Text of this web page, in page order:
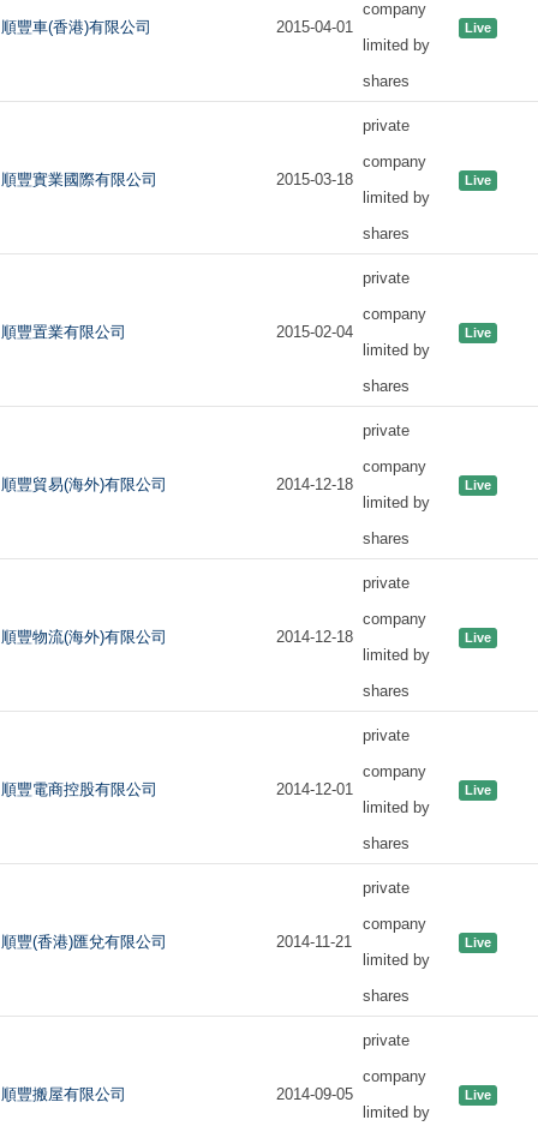
順豐車(香港)有限公司 2015-04-01
company
limited by
shares
Live
順豐實業國際有限公司 2015-03-18
private
company
limited by
shares
Live
順豐置業有限公司 2015-02-04
private
company
limited by
shares
Live
順豐貿易(海外)有限公司 2014-12-18
private
company
limited by
shares
Live
順豐物流(海外)有限公司 2014-12-18
private
company
limited by
shares
Live
順豐電商控股有限公司 2014-12-01
private
company
limited by
shares
Live
順豐(香港)匯兌有限公司 2014-11-21
private
company
limited by
shares
Live
順豐搬屋有限公司 2014-09-05
private
company
limited by
Live